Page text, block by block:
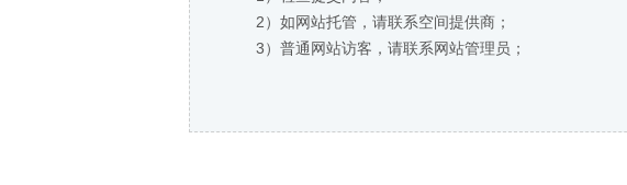
2）如网站托管，请联系空间提供商；
3）普通网站访客，请联系网站管理员；